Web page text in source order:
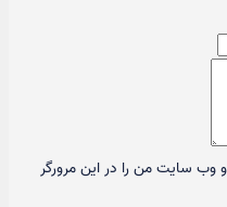
و وب سایت من را در این مرورگر